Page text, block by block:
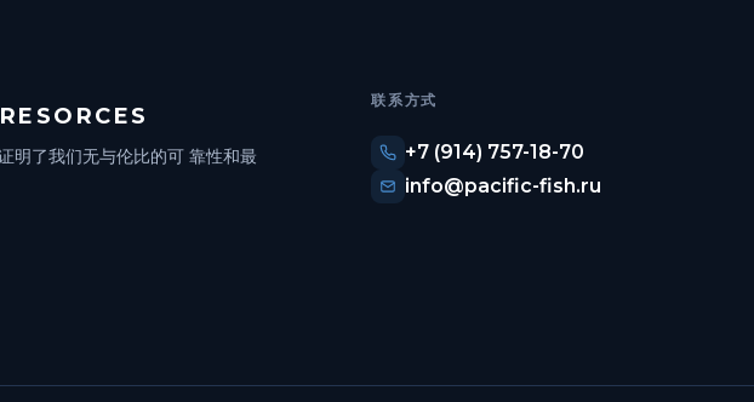
明了我们无与伦比的可 靠性和最
联系方式
+7 (914) 757-18-70
info@pacific-fish.ru